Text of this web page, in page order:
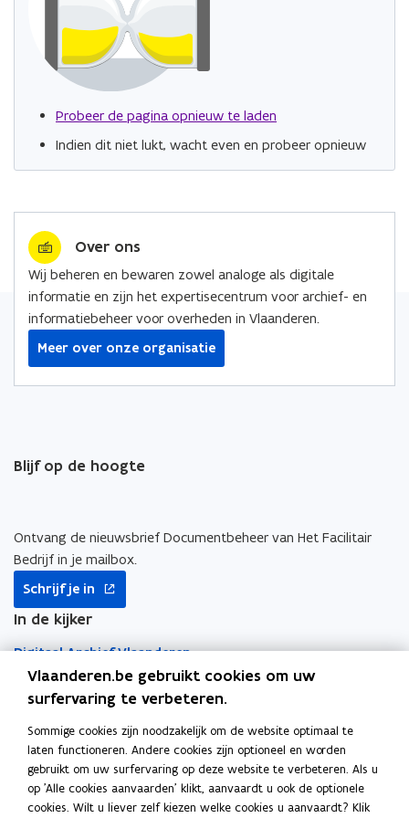
Probeer de pagina opnieuw te laden
Indien dit niet lukt, wacht even en probeer opnieuw
Over ons
Wij beheren en bewaren zowel analoge als digitale
informatie en zijn het expertisecentrum voor archief- en
informatiebeheer voor overheden in Vlaanderen.
Meer over onze organisatie
Blijf op de hoogte
Ontvang de nieuwsbrief Documentbeheer van Het Facilitair
Bedrijf in je mailbox.
Schrijf je in
opent
nieuw
In de kijker
Digitaal Archief Vlaanderen
DigiPost
Archiefdepot Vlaamse overheid
Selecteren en vernietigen
Elektronische handtekening
Vlaanderen.be gebruikt cookies om uw
surfervaring te verbeteren.
Sommige cookies zijn noodzakelijk om de website optimaal te
laten functioneren. Andere cookies zijn optioneel en worden
gebruikt om uw surfervaring op deze website te verbeteren. Als u
op 'Alle cookies aanvaarden' klikt, aanvaardt u ook de optionele
cookies. Wilt u liever zelf kiezen welke cookies u aanvaardt? Klik